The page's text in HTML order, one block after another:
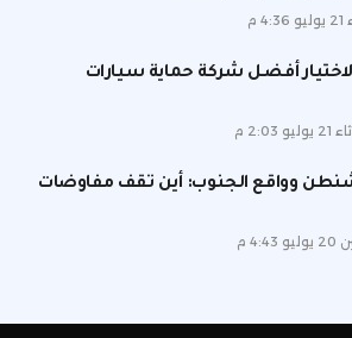
م
أفضل شركة حماية سيارات
2:03 م
وواقع الجنوب: أين تقف مفاوضات
م